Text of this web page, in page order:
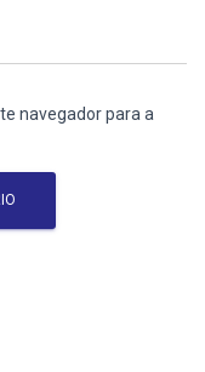
navegador para a